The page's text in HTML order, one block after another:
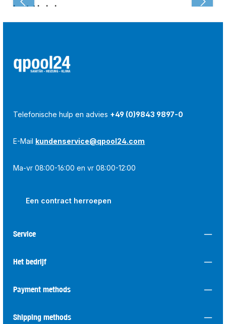
Laatst bekeken:
Telefonische hulp en advies +49 (0)9843 9897-0
E-Mail kundenservice@qpool24.com
Ma-vr 08:00-16:00 en vr 08:00-12:00
Een contract herroepen
Service
Het bedrijf
Payment methods
Shipping methods